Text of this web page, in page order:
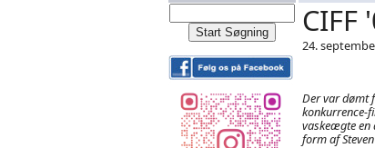
CIFF
24.
Der var dømt
konkurrence-
vaskeægte en
form af